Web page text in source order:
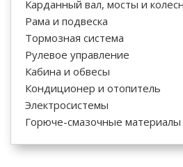
Карданный вал, мосты и
Рама и подвеска
Тормозная система
Рулевое управление
Кабина и обвесы
Кондиционер и отопитель
Электросистемы
Горюче-смазочные материалы